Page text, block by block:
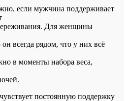
если мужчина поддерживает
Для женщины
всегда рядом, что у них всё
в моменты набора веса,
постоянную поддержку